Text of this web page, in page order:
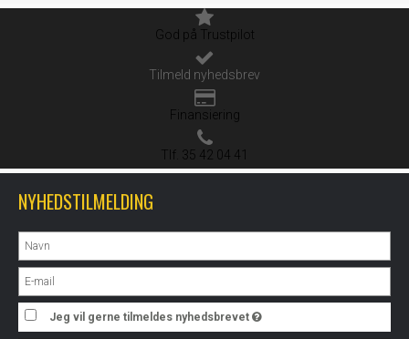
God på Trustpilot
Tilmeld nyhedsbrev
Finansiering
Tlf. 35 42 04 41
NYHEDSTILMELDING
Jeg vil gerne tilmeldes nyhedsbrevet